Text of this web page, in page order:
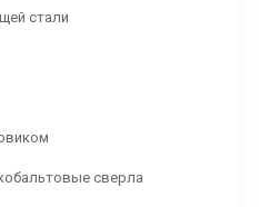
стали
сверла